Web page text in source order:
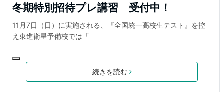
冬期特別招待プレ講習 受付中！
11月7日（日）に実施される、『全国統一高校生テスト』を控
え東進衛星予備校では「
続きを読む